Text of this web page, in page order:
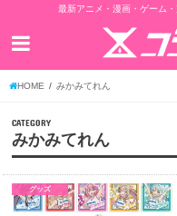
最新アニメ・漫画・ゲーム
HOME みかみてれん
CATEGORY
みかみてれん
グッズ